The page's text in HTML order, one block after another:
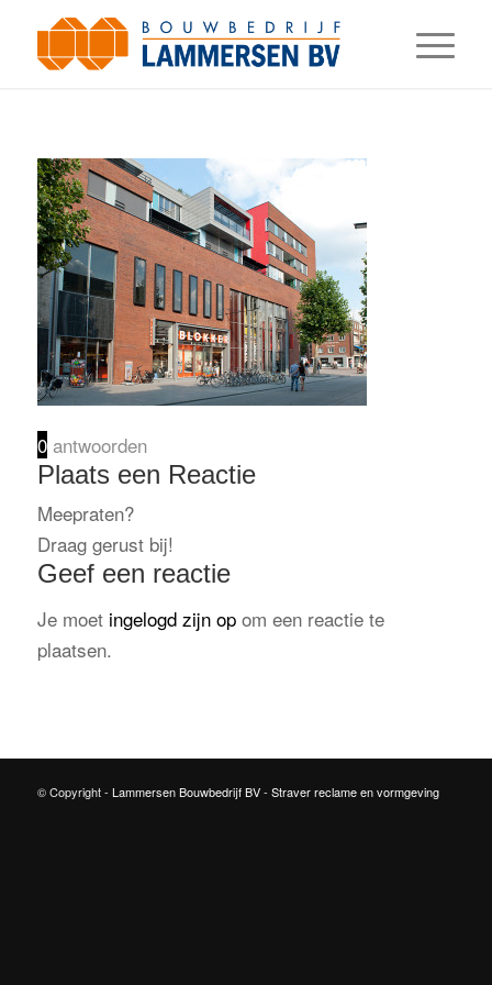
0 antwoorden
Plaats een Reactie
Meepraten?
Draag gerust bij!
Geef een reactie
Je moet ingelogd zijn opom een reactie te
plaatsen.
© Copyright - Lammersen Bouwbedrijf BV- Straver reclame en vormgeving